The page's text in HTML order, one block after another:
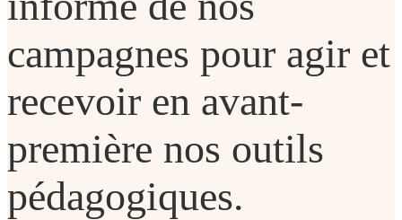
campagnes pour agir et
recevoir en avant-
première nos outils
pédagogiques.